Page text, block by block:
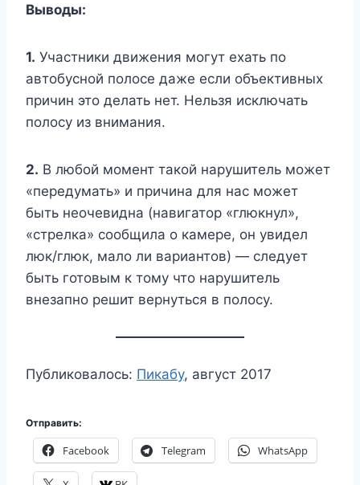
Выводы:
1. Участники движения могут ехать по
автобусной полосе даже если объективных
причин это делать нет. Нельзя исключать
полосу из внимания.
2. В любой момент такой нарушитель может
«передумать» и причина для нас может
быть неочевидна (навигатор «глюкнул»,
«стрелка» сообщила о камере, он увидел
люк/глюк, мало ли вариантов) — следует
быть готовым к тому что нарушитель
внезапно решит вернуться в полосу.
Публиковалось: Пикабу, август 2017
Отправить:
Facebook Telegram WhatsApp